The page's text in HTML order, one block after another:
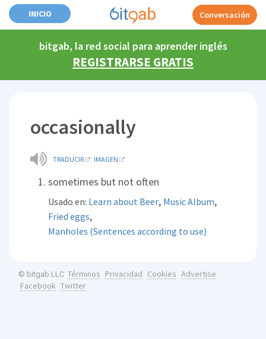
INICIO Conversación
bitgab, la red social para aprender inglés
REGISTRARSE GRATIS
occasionally
TRADUCIR IMAGEN
sometimes but not often
Usado en: Learn about Beer, Music Album,
Fried eggs,
Manholes (Sentences according to use)
© bitgab LLC Términos Privacidad Cookies Advertise
Facebook Twitter